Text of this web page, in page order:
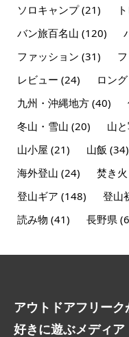
ソロキャンプ(21)
バン旅百名山 (120)
ファッション (31)
レビュー (24) ロン
九州・沖縄地方(40)
冬山・雪山 (20) 山
山小屋 (21) 山飯 (34)
海外登山 (24) 焚き火
登山ギア (148) 登山
読み物 (41) 長野県
アウトドアフリーク
好きに遊ぶメディア